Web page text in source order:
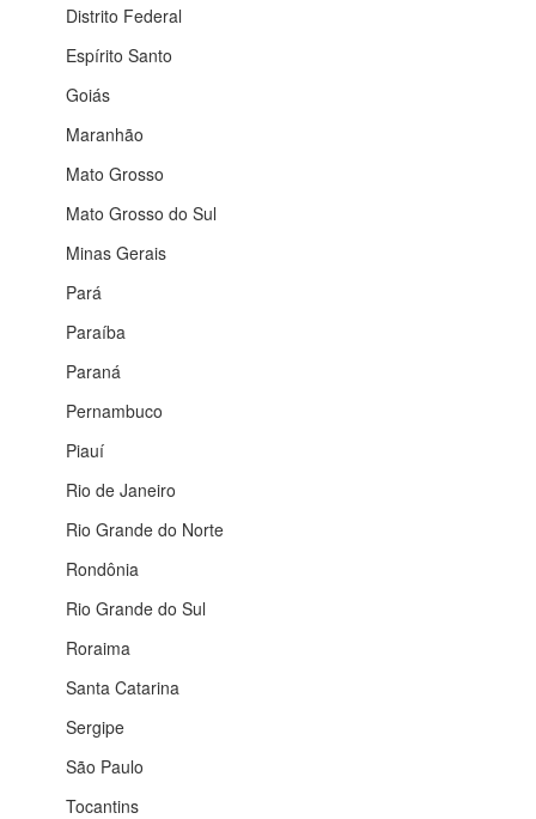
Distrito Federal
Espírito Santo
Goiás
Maranhão
Mato Grosso
Mato Grosso do Sul
Minas Gerais
Pará
Paraíba
Paraná
Pernambuco
Piauí
Rio de Janeiro
Rio Grande do Norte
Rondônia
Rio Grande do Sul
Roraima
Santa Catarina
Sergipe
São Paulo
Tocantins